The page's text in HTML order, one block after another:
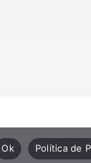
Ok Política de